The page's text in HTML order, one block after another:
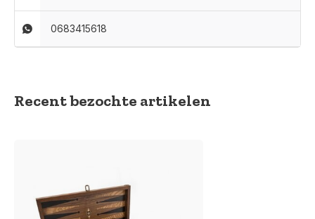
0683415618
Recent bezochte artikelen